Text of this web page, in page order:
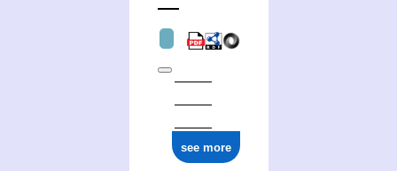
see more